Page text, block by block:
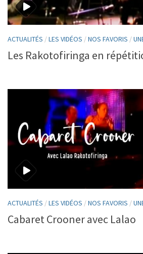
ACTUALITÉS /LES VIDÉOS /NOS FAVORIS /
Les Rakotofiringa en
ACTUALITÉS /LES VIDÉOS /NOS FAVORIS /
Cabaret Crooner avec Lalao